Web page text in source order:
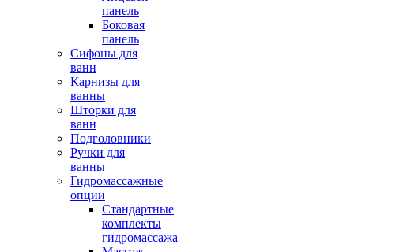
панель
Боковая
панель
Сифоны для
ванн
Карнизы для
ванны
Шторки для
ванн
Подголовники
Ручки для
ванны
Гидромассажные
опции
Стандартные
комплекты
гидромассажа